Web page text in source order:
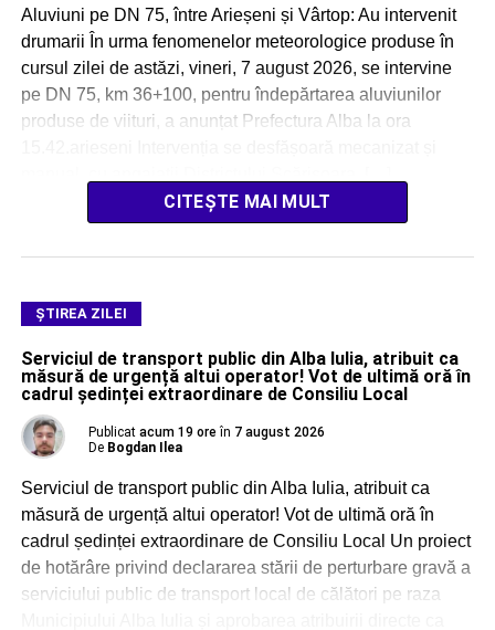
Aluviuni pe DN 75, între Arieșeni și Vârtop: Au intervenit
drumarii În urma fenomenelor meteorologice produse în
cursul zilei de astăzi, vineri, 7 august 2026, se intervine
pe DN 75, km 36+100, pentru îndepărtarea aluviunilor
produse de viituri, a anunțat Prefectura Alba la ora
CITEȘTE MAI MULT
ŞTIREA ZILEI
Serviciul de transport public din Alba Iulia, atribuit ca
măsură de urgență altui operator! Vot de ultimă oră în
cadrul ședinței extraordinare de Consiliu Local
Publicat acum 19 ore în 7 august 2026
De Bogdan Ilea
Serviciul de transport public din Alba Iulia, atribuit ca
măsură de urgență altui operator! Vot de ultimă oră în
cadrul ședinței extraordinare de Consiliu Local Un proiect
de hotărâre privind declararea stării de perturbare gravă a
serviciului public de transport local de călători pe raza